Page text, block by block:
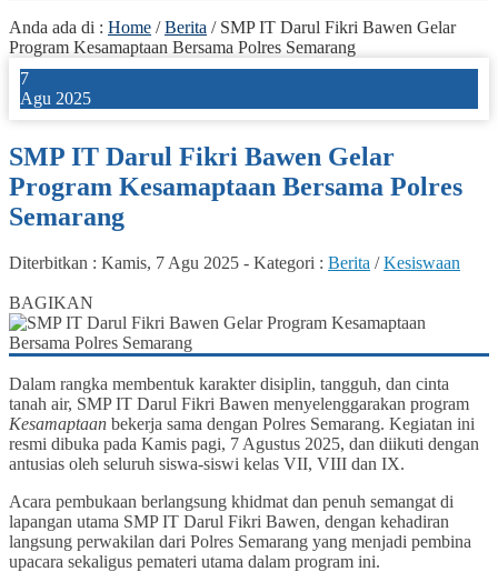
Anda ada di : Home /Berita / SMP IT Darul Fikri Bawen Gelar
Program Kesamaptaan Bersama Polres Semarang
7
Agu 2025
SMP IT Darul Fikri Bawen Gelar
Program Kesamaptaan Bersama Polres
Semarang
Diterbitkan : Kamis, 7 Agu 2025 - Kategori : Berita /Kesiswaan
BAGIKAN
Dalam rangka membentuk karakter disiplin, tangguh, dan cinta
tanah air, SMP IT Darul Fikri Bawen menyelenggarakan program
Kesamaptaan bekerja sama dengan Polres Semarang. Kegiatan ini
resmi dibuka pada Kamis pagi, 7 Agustus 2025, dan diikuti dengan
antusias oleh seluruh siswa-siswi kelas VII, VIII dan IX.
Acara pembukaan berlangsung khidmat dan penuh semangat di
lapangan utama SMP IT Darul Fikri Bawen, dengan kehadiran
langsung perwakilan dari Polres Semarang yang menjadi pembina
upacara sekaligus pemateri utama dalam program ini.